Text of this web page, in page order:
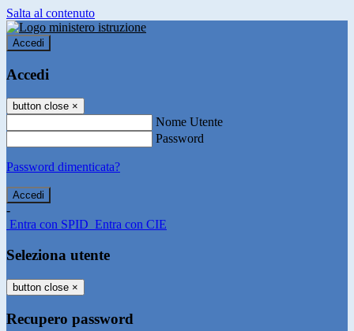
Salta al contenuto
Accedi
Accedi
button close ×
Nome Utente
Password
Password dimenticata?
-
Entra con SPID Entra con CIE
Seleziona utente
button close ×
Recupero password